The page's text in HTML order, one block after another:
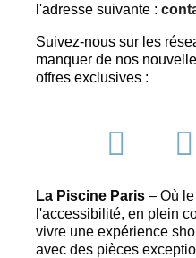
l'adresse suivante :
Suivez-nous sur les
manquer de nos
offres exclusives :
La Piscine Paris – Où
l'accessibilité, en plein
vivre une expérience
avec des pièces